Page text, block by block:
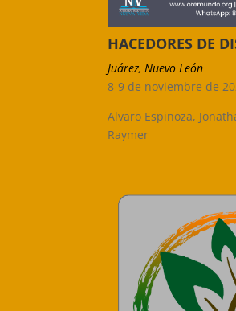
HACEDORES DE
Juárez, Nuevo León
8-9 de noviembre de
Alvaro Espinoza,
Raymer